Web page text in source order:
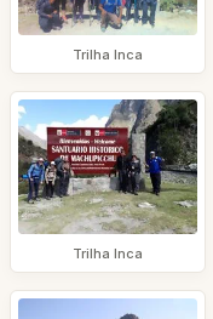
Trilha Inca
Trilha Inca